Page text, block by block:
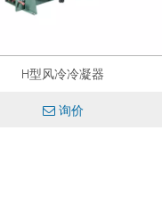
H型风冷冷凝器
询价